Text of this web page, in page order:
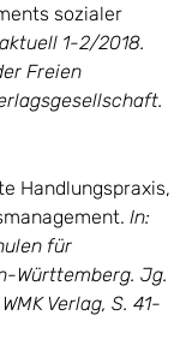
sozialer
1-2/2018.
Freien
Handlungspraxis,
In:
für
Württemberg. Jg.
Verlag, S. 41-